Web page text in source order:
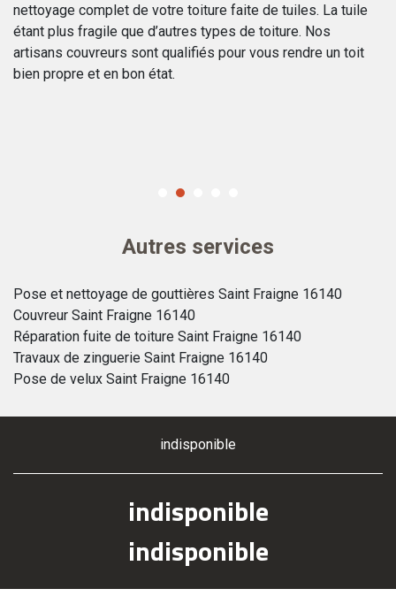
nettoyage complet de votre toiture faite de tuiles. La tuile
étant plus fragile que d’autres types de toiture. Nos
artisans couvreurs sont qualifiés pour vous rendre un toit
bien propre et en bon état.
Autres services
Pose et nettoyage de gouttières Saint Fraigne 16140
Couvreur Saint Fraigne 16140
Réparation fuite de toiture Saint Fraigne 16140
Travaux de zinguerie Saint Fraigne 16140
Pose de velux Saint Fraigne 16140
indisponible
indisponible
indisponible